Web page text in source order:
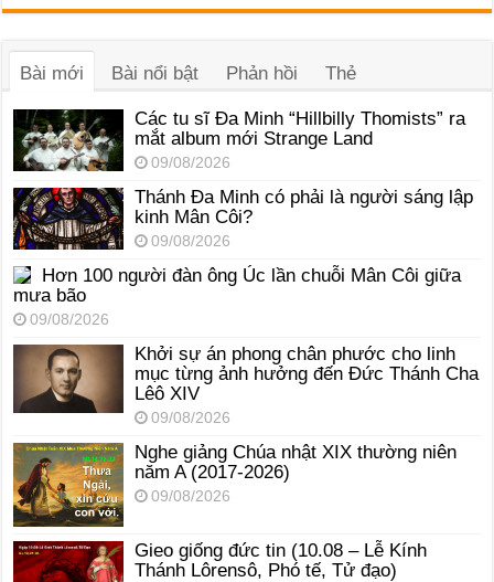
âm
Bài mới
Bài nổi bật Phản hồi Thẻ
Các tu sĩ Đa Minh “Hillbilly Thomists” ra
mắt album mới Strange Land
09/08/2026
Thánh Đa Minh có phải là người sáng lập
kinh Mân Côi?
09/08/2026
Hơn 100 người đàn ông Úc lần chuỗi Mân Côi giữa
mưa bão
09/08/2026
Khởi sự án phong chân phước cho linh
mục từng ảnh hưởng đến Đức Thánh Cha
Lêô XIV
09/08/2026
Nghe giảng Chúa nhật XIX thường niên
năm A (2017-2026)
09/08/2026
Gieo giống đức tin (10.08 – Lễ Kính
Thánh Lôrensô, Phó tế, Tử đạo)